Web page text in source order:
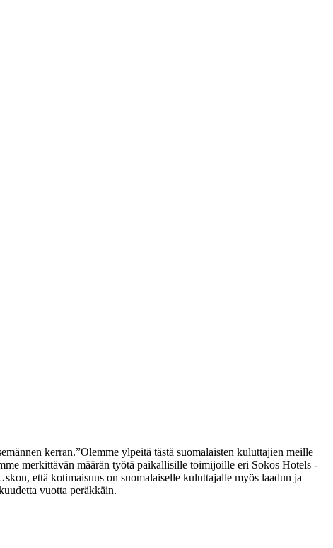
kerran.”Olemme ylpeitä tästä suomalaisten kuluttajien meille
merkittävän määrän työtä paikallisille toimijoille eri Sokos Hotels -
että kotimaisuus on suomalaiselle kuluttajalle myös laadun ja
vuotta peräkkäin.